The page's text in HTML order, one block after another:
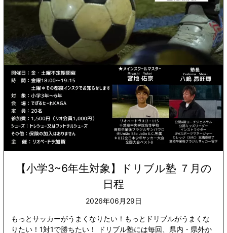
【小学3~6年生対象】ドリブル塾 ７月の
日程
2026年06月29日
もっとサッカーがうまくなりたい！もっとドリブルがうまくな
りたい！1対1で勝ちたい！ ドリブル塾には毎回、県内・県外か